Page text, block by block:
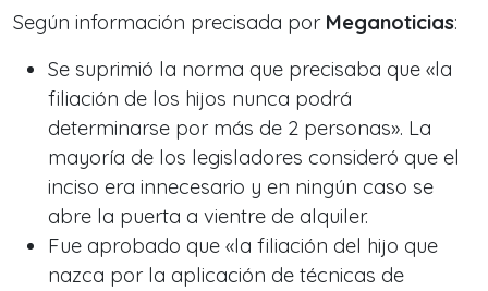
Según información precisada por Meganoticias:
Se suprimió la norma que precisaba que «la
filiación de los hijos nunca podrá
determinarse por más de 2 personas». La
mayoría de los legisladores consideró que el
inciso era innecesario y en ningún caso se
abre la puerta a vientre de alquiler.
Fue aprobado que «la filiación del hijo que
nazca por la aplicación de técnicas de